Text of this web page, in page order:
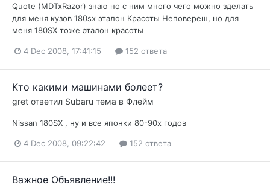
Quote (MDTxRazor) знаю но с ним много чего можно зделать
для меня кузов 180sx эталон Красоты Неповереш, но для
меня 180SX тоже эталон красоты
4 Dec 2008, 17:41:15 152 ответа
Кто какими машинами болеет?
gret ответил Subaru тема в Флейм
Nissan 180SX , ну и все японки 80-90х годов
4 Dec 2008, 09:22:42 152 ответа
Важное Объявление!!!